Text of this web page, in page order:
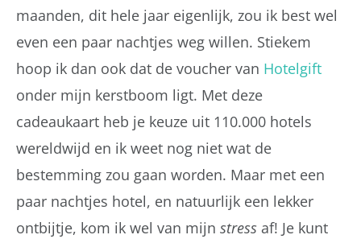
maanden, dit hele jaar eigenlijk, zou ik best wel
even een paar nachtjes weg willen. Stiekem
hoop ik dan ook dat de voucher van Hotelgift
onder mijn kerstboom ligt. Met deze
cadeaukaart heb je keuze uit 110.000 hotels
wereldwijd en ik weet nog niet wat de
bestemming zou gaan worden. Maar met een
paar nachtjes hotel, en natuurlijk een lekker
ontbijtje, kom ik wel van mijn stress af! Je kunt